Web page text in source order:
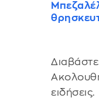
Διαβάστε
ειδήσεις.